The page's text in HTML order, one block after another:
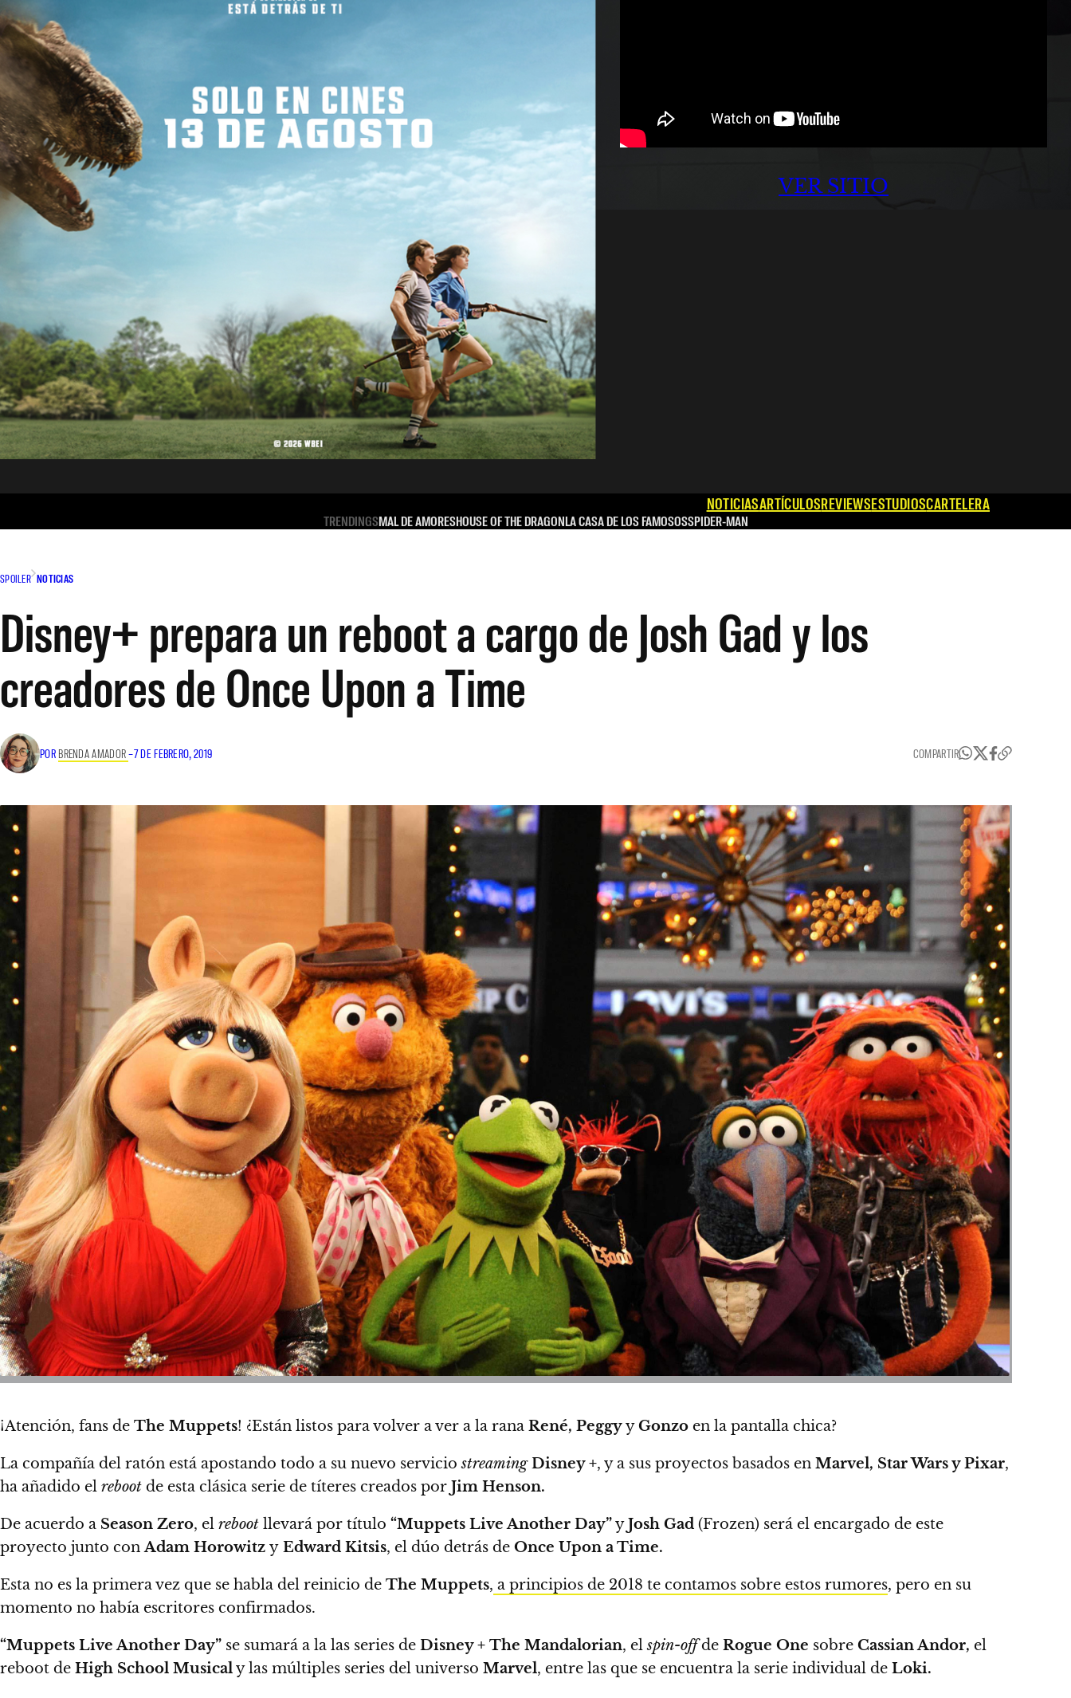
VER SITIO
NOTICIASARTÍCULOSREVIEWSESTUDIOSCARTELERA
TRENDINGSMAL DE AMORESHOUSE OF THE DRAGONLA CASA DE LOS FAMOSOSSPIDER-MAN
SPOILER NOTICIAS
Disney+ prepara un reboot a cargo de Josh Gad y los
creadores de Once Upon a Time
POR BRENDA AMADOR–7 DE FEBRERO, 2019 COMPARTIR
¡Atención, fans de The Muppets! ¿Están listos para volver a ver a la rana René, PeggyyGonzo en la pantalla chica?
La compañía del ratón está apostando todo a su nuevo serviciostreaming Disney +, y a sus proyectos basados en Marvel, Star Wars y Pixar,
ha añadido el reboot de esta clásica serie de títeres creados por Jim Henson.
De acuerdo a Season Zero, el reboot llevará por título “Muppets Live Another Day”yJosh Gad (Frozen) será el encargado de este
proyecto junto conAdam Horowitz y Edward Kitsis, el dúo detrás de Once Upon a Time.
Esta no es la primera vez que se habla del reinicio de The Muppets, a principios de 2018 te contamos sobre estos rumores, pero en su
momento no había escritores confirmados.
“Muppets Live Another Day” se sumará a la las series de Disney + The Mandalorian, elspin-offde Rogue One sobre Cassian Andor, el
reboot de High School Musicaly las múltiples series del universo Marvel, entre las que se encuentra la serie individual de Loki.